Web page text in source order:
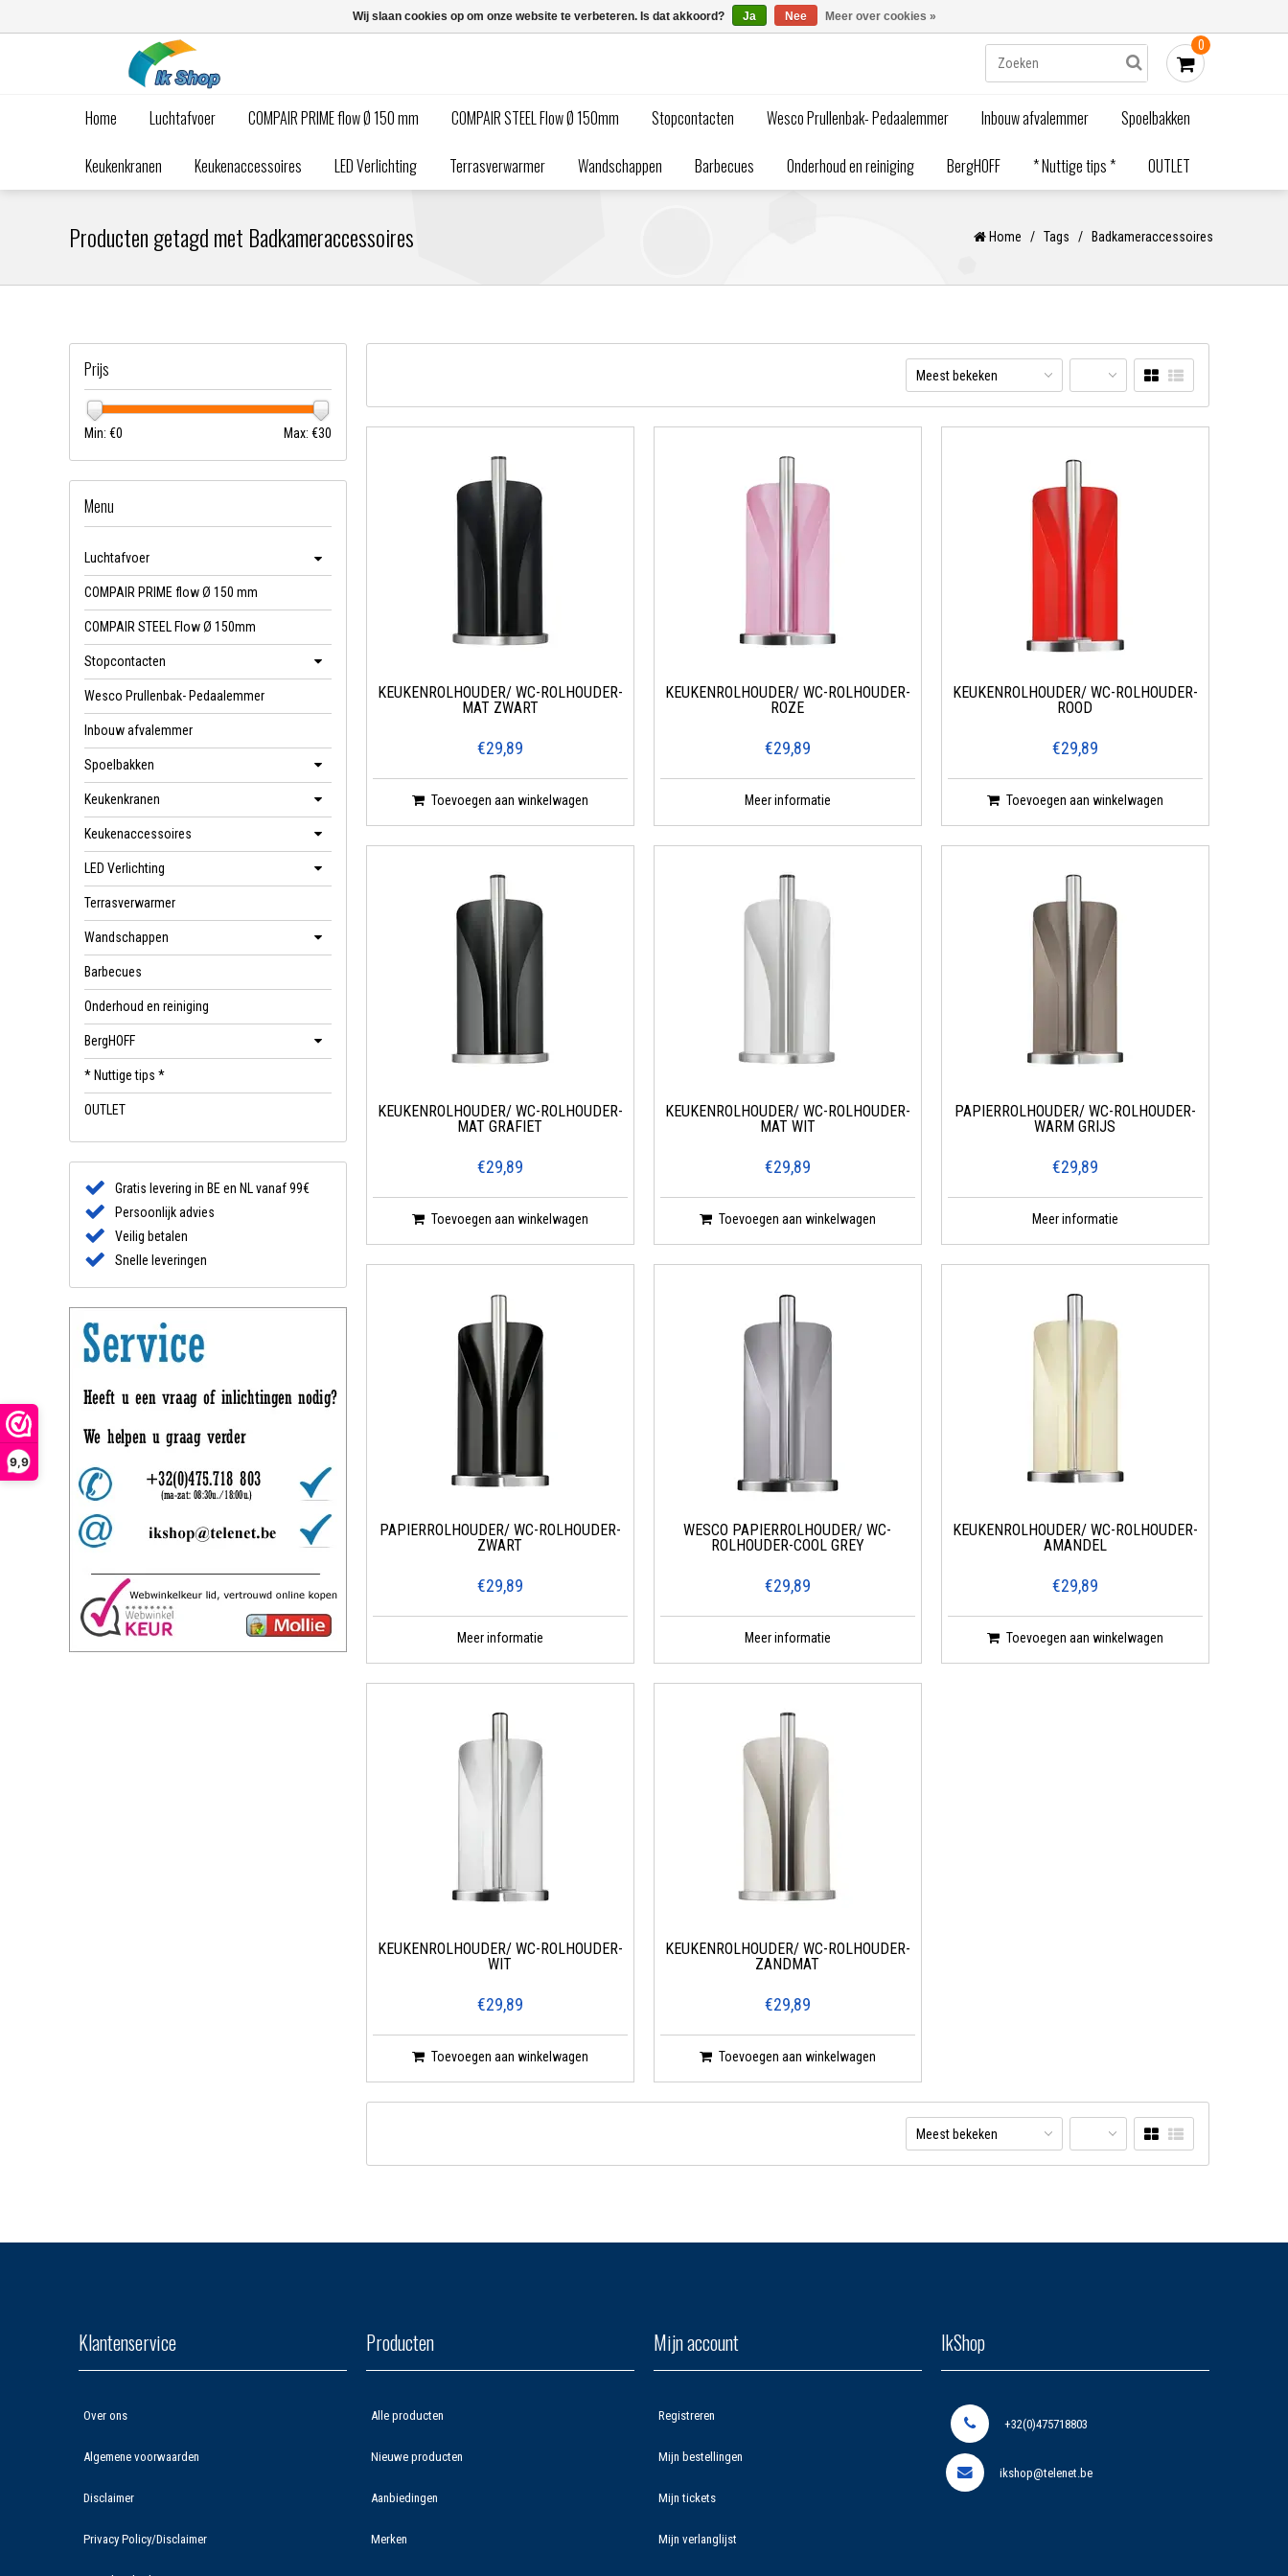
9,9
0
Home Luchtafvoer COMPAIR PRIME flow Ø 150 mm COMPAIR STEEL Flow Ø 150mm Stopcontacten Wesco Prullenbak- Pedaalemmer Inbouw afvalemmer Spoelbakken
Keukenkranen Keukenaccessoires LED Verlichting Terrasverwarmer Wandschappen Barbecues Onderhoud en reiniging BergHOFF * Nuttige tips * OUTLET
Producten getagd met Badkameraccessoires Home / Tags / Badkameraccessoires
Meest bekeken
KEUKENROLHOUDER/ WC-ROLHOUDER-
MAT ZWART
€29,89
Toevoegen aan winkelwagen
KEUKENROLHOUDER/ WC-ROLHOUDER-
ROZE
€29,89
Meer informatie
KEUKENROLHOUDER/ WC-ROLHOUDER-
ROOD
€29,89
Toevoegen aan winkelwagen
KEUKENROLHOUDER/ WC-ROLHOUDER-
MAT GRAFIET
€29,89
Toevoegen aan winkelwagen
KEUKENROLHOUDER/ WC-ROLHOUDER-
MAT WIT
€29,89
Toevoegen aan winkelwagen
PAPIERROLHOUDER/ WC-ROLHOUDER-
WARM GRIJS
€29,89
Meer informatie
PAPIERROLHOUDER/ WC-ROLHOUDER-
ZWART
€29,89
Meer informatie
WESCO PAPIERROLHOUDER/ WC-
ROLHOUDER-COOL GREY
€29,89
Meer informatie
KEUKENROLHOUDER/ WC-ROLHOUDER-
AMANDEL
€29,89
Toevoegen aan winkelwagen
KEUKENROLHOUDER/ WC-ROLHOUDER-
WIT
€29,89
Toevoegen aan winkelwagen
KEUKENROLHOUDER/ WC-ROLHOUDER-
ZANDMAT
€29,89
Toevoegen aan winkelwagen
Meest bekeken
Prijs
Min: €0 Max: €30
Menu
Luchtafvoer
COMPAIR PRIME flow Ø 150 mm
COMPAIR STEEL Flow Ø 150mm
Stopcontacten
Wesco Prullenbak- Pedaalemmer
Inbouw afvalemmer
Spoelbakken
Keukenkranen
Keukenaccessoires
LED Verlichting
Terrasverwarmer
Wandschappen
Barbecues
Onderhoud en reiniging
BergHOFF
* Nuttige tips *
OUTLET
Gratis levering in BE en NL vanaf 99€
Persoonlijk advies
Veilig betalen
Snelle leveringen
Klantenservice
Over ons
Algemene voorwaarden
Disclaimer
Privacy Policy/Disclaimer
Producten
Alle producten
Nieuwe producten
Aanbiedingen
Merken
Mijn account
Registreren
Mijn bestellingen
Mijn tickets
Mijn verlanglijst
IkShop
+32(0)475718803
ikshop@telenet.be
Wij slaan cookies op om onze website te verbeteren. Is dat akkoord? Ja Nee Meer over cookies »